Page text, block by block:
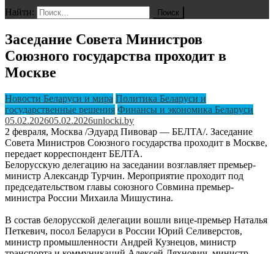
Найти:
Заседание Совета Министров
Союзного государства проходит в
Москве
Новости Беларуси и мира Политика Беларуси и
государственные решения Финансы и экономика Беларуси
05.02.202605.02.2026unlocki.by
2 февраля, Москва /Эдуард Пивовар — БЕЛТА/. Заседание
Совета Министров Союзного государства проходит в Москве,
передает корреспондент БЕЛТА.
Белорусскую делегацию на заседании возглавляет премьер-
министр Александр Турчин. Мероприятие проходит под
председательством главы союзного Совмина премьер-
министра России Михаила Мишустина.
В состав белорусской делегации вошли вице-премьер Наталья
Петкевич, посол Беларуси в России Юрий Селиверстов,
министр промышленности Андрей Кузнецов, министр